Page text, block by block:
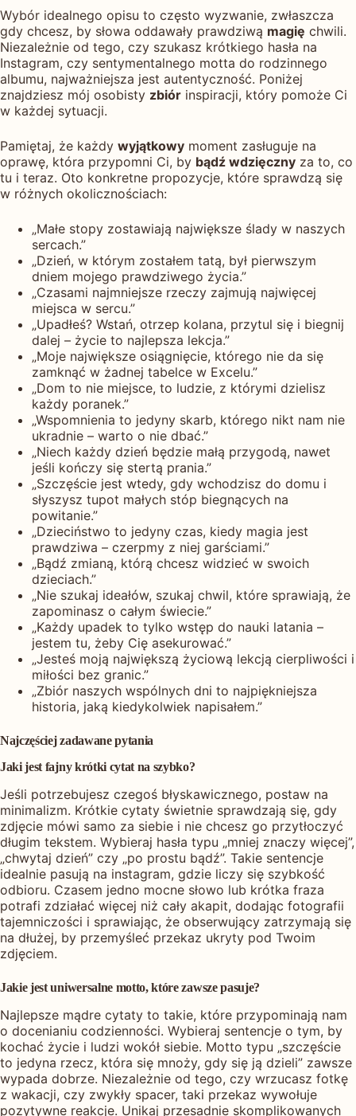
Wybór idealnego opisu to często wyzwanie, zwłaszcza
gdy chcesz, by słowa oddawały prawdziwą magię chwili.
Niezależnie od tego, czy szukasz krótkiego hasła na
Instagram, czy sentymentalnego motta do rodzinnego
albumu, najważniejsza jest autentyczność. Poniżej
znajdziesz mój osobisty zbiór inspiracji, który pomoże Ci
w każdej sytuacji.
Pamiętaj, że każdy wyjątkowy moment zasługuje na
oprawę, która przypomni Ci, by bądź wdzięczny za to, co
tu i teraz. Oto konkretne propozycje, które sprawdzą się
w różnych okolicznościach:
„Małe stopy zostawiają największe ślady w naszych
sercach.”
„Dzień, w którym zostałem tatą, był pierwszym
dniem mojego prawdziwego życia.”
„Czasami najmniejsze rzeczy zajmują najwięcej
miejsca w sercu.”
„Upadłeś? Wstań, otrzep kolana, przytul się i biegnij
dalej – życie to najlepsza lekcja.”
„Moje największe osiągnięcie, którego nie da się
zamknąć w żadnej tabelce w Excelu.”
„Dom to nie miejsce, to ludzie, z którymi dzielisz
każdy poranek.”
„Wspomnienia to jedyny skarb, którego nikt nam nie
ukradnie – warto o nie dbać.”
„Niech każdy dzień będzie małą przygodą, nawet
jeśli kończy się stertą prania.”
„Szczęście jest wtedy, gdy wchodzisz do domu i
słyszysz tupot małych stóp biegnących na
powitanie.”
„Dzieciństwo to jedyny czas, kiedy magia jest
prawdziwa – czerpmy z niej garściami.”
„Bądź zmianą, którą chcesz widzieć w swoich
dzieciach.”
„Nie szukaj ideałów, szukaj chwil, które sprawiają, że
zapominasz o całym świecie.”
„Każdy upadek to tylko wstęp do nauki latania –
jestem tu, żeby Cię asekurować.”
„Jesteś moją największą życiową lekcją cierpliwości i
miłości bez granic.”
„Zbiór naszych wspólnych dni to najpiękniejsza
historia, jaką kiedykolwiek napisałem.”
Najczęściej zadawane pytania
Jaki jest fajny krótki cytat na szybko?
Jeśli potrzebujesz czegoś błyskawicznego, postaw na
minimalizm. Krótkie cytaty świetnie sprawdzają się, gdy
zdjęcie mówi samo za siebie i nie chcesz go przytłoczyć
długim tekstem. Wybieraj hasła typu „mniej znaczy więcej”,
„chwytaj dzień” czy „po prostu bądź”. Takie sentencje
idealnie pasują na instagram, gdzie liczy się szybkość
odbioru. Czasem jedno mocne słowo lub krótka fraza
potrafi zdziałać więcej niż cały akapit, dodając fotografii
tajemniczości i sprawiając, że obserwujący zatrzymają się
na dłużej, by przemyśleć przekaz ukryty pod Twoim
zdjęciem.
Jakie jest uniwersalne motto, które zawsze pasuje?
Najlepsze mądre cytaty to takie, które przypominają nam
o docenianiu codzienności. Wybieraj sentencje o tym, by
kochać życie i ludzi wokół siebie. Motto typu „szczęście
to jedyna rzecz, która się mnoży, gdy się ją dzieli” zawsze
wypada dobrze. Niezależnie od tego, czy wrzucasz fotkę
z wakacji, czy zwykły spacer, taki przekaz wywołuje
pozytywne reakcje. Unikaj przesadnie skomplikowanych